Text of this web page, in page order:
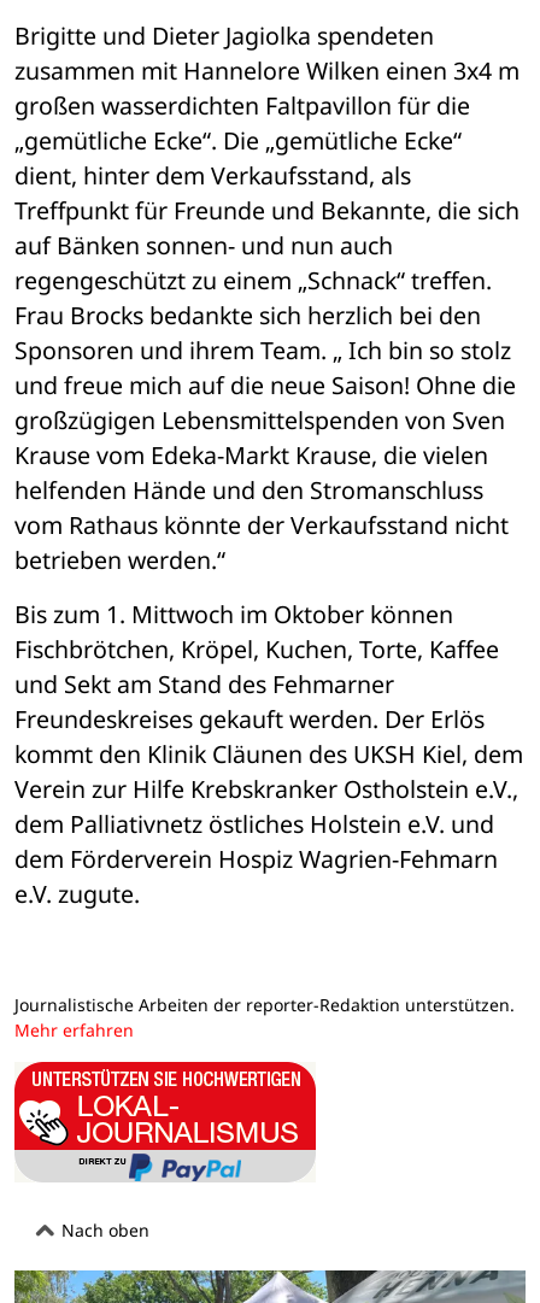
Brigitte und Dieter Jagiolka spendeten
zusammen mit Hannelore Wilken einen 3x4 m
großen wasserdichten Faltpavillon für die
„gemütliche Ecke“. Die „gemütliche Ecke“
dient, hinter dem Verkaufsstand, als
Treffpunkt für Freunde und Bekannte, die sich
auf Bänken sonnen- und nun auch
regengeschützt zu einem „Schnack“ treffen.
Frau Brocks bedankte sich herzlich bei den
Sponsoren und ihrem Team. „ Ich bin so stolz
und freue mich auf die neue Saison! Ohne die
großzügigen Lebensmittelspenden von Sven
Krause vom Edeka-Markt Krause, die vielen
helfenden Hände und den Stromanschluss
vom Rathaus könnte der Verkaufsstand nicht
betrieben werden.“
Bis zum 1. Mittwoch im Oktober können
Fischbrötchen, Kröpel, Kuchen, Torte, Kaffee
und Sekt am Stand des Fehmarner
Freundeskreises gekauft werden. Der Erlös
kommt den Klinik Cläunen des UKSH Kiel, dem
Verein zur Hilfe Krebskranker Ostholstein e.V.,
dem Palliativnetz östliches Holstein e.V. und
dem Förderverein Hospiz Wagrien-Fehmarn
e.V. zugute.
Journalistische Arbeiten der reporter-Redaktion unterstützen.
Mehr erfahren
Nach oben